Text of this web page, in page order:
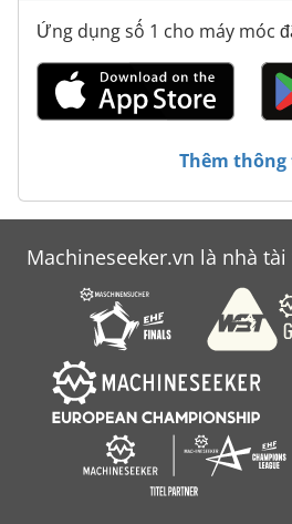
Ứng dụng số 1 cho máy móc
Thêm
Machineseeker.vn là nhà